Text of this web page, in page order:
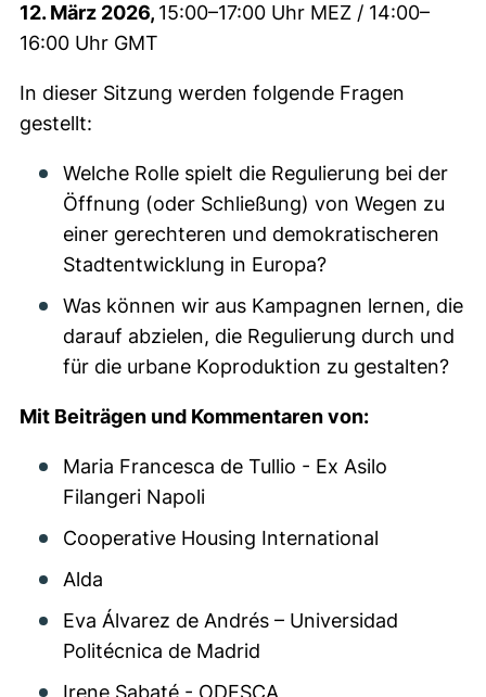
12. März 2026, 15:00–17:00 Uhr MEZ / 14:00–
16:00 Uhr GMT
In dieser Sitzung werden folgende Fragen
gestellt:
Welche Rolle spielt die Regulierung bei der
Öffnung (oder Schließung) von Wegen zu
einer gerechteren und demokratischeren
Stadtentwicklung in Europa?
Was können wir aus Kampagnen lernen, die
darauf abzielen, die Regulierung durch und
für die urbane Koproduktion zu gestalten?
Mit Beiträgen und Kommentaren von:
Maria Francesca de Tullio - Ex Asilo
Filangeri Napoli
Cooperative Housing International
Alda
Eva Álvarez de Andrés – Universidad
Politécnica de Madrid
Irene Sabaté - ODESCA